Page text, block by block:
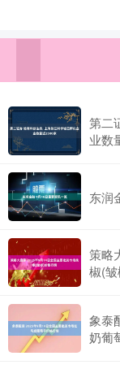
第二
业数
东润
策略
椒(
象泰
奶葡